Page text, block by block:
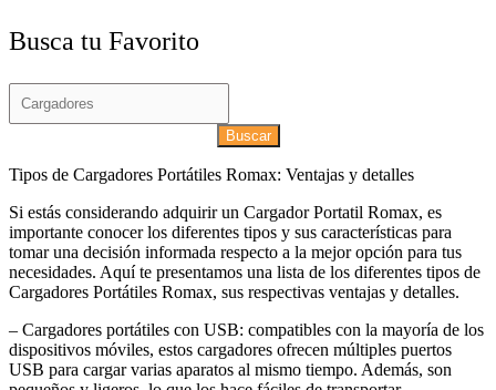
Busca tu Favorito
Buscar
Tipos de Cargadores Portátiles Romax: Ventajas y detalles
Si estás considerando adquirir un Cargador Portatil Romax, es
importante conocer los diferentes tipos y sus características para
tomar una decisión informada respecto a la mejor opción para tus
necesidades. Aquí te presentamos una lista de los diferentes tipos de
Cargadores Portátiles Romax, sus respectivas ventajas y detalles.
– Cargadores portátiles con USB: compatibles con la mayoría de los
dispositivos móviles, estos cargadores ofrecen múltiples puertos
USB para cargar varias aparatos al mismo tiempo. Además, son